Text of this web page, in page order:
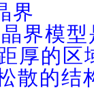
界
界模型
厚的
散的结